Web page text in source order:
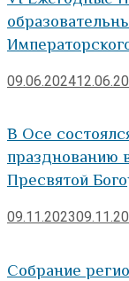
09.06.2024
В Осе
празднованию
Пресвятой
09.11.2023
Собрание